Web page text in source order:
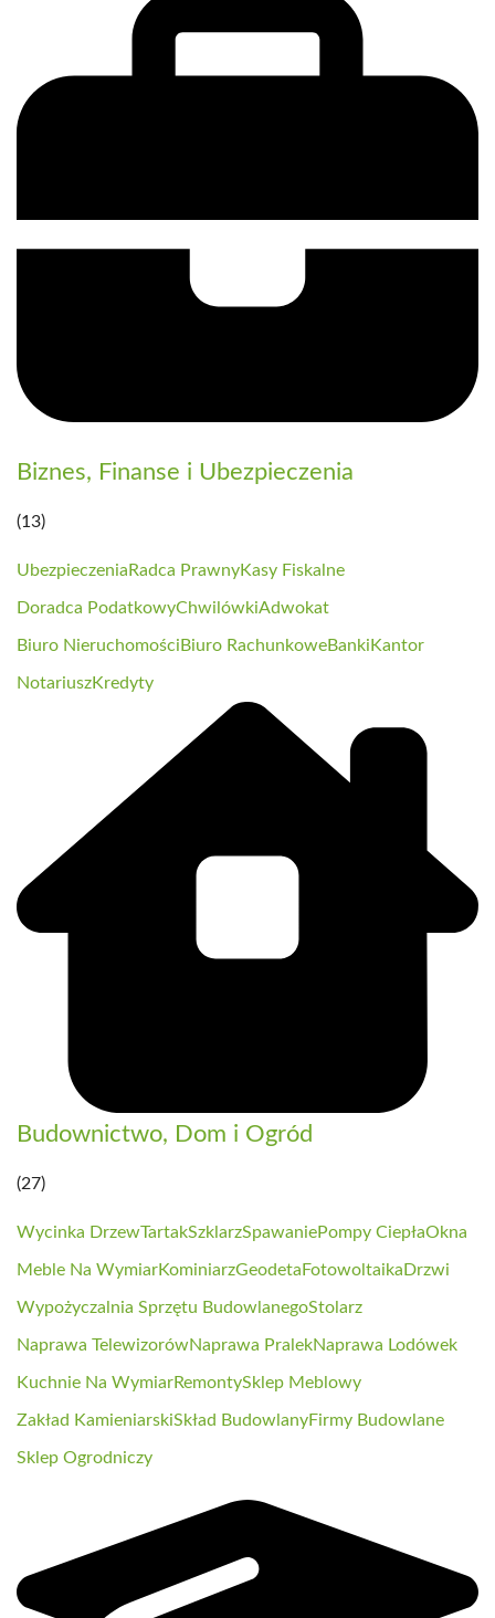
Biznes, Finanse i Ubezpieczenia
(13)
Ubezpieczenia Radca PrawnyKasy Fiskalne
Doradca PodatkowyChwilówkiAdwokat
Biuro Nieruchomości Biuro RachunkoweBanki Kantor
NotariuszKredyty
Budownictwo, Dom i Ogród
(27)
Wycinka DrzewTartakSzklarzSpawaniePompy CiepłaOkna
Meble Na WymiarKominiarzGeodetaFotowoltaikaDrzwi
Wypożyczalnia Sprzętu BudowlanegoStolarz
Naprawa TelewizorówNaprawa PralekNaprawa Lodówek
Kuchnie Na WymiarRemontySklep Meblowy
Zakład KamieniarskiSkład BudowlanyFirmy Budowlane
Sklep Ogrodniczy